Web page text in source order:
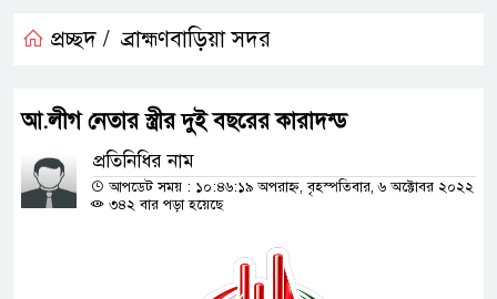
প্রচ্ছদ / ব্রাহ্মণবাড়িয়া সদর
আ.লীগ নেতার স্ত্রীর দুই বছরের কারাদন্ড
প্রতিনিধির নাম
আপডেট সময় : ১০:৪৬:১৯ অপরাহ্ন, বৃহস্পতিবার, ৬ অক্টোবর ২০২২
৩৪২ বার পড়া হয়েছে